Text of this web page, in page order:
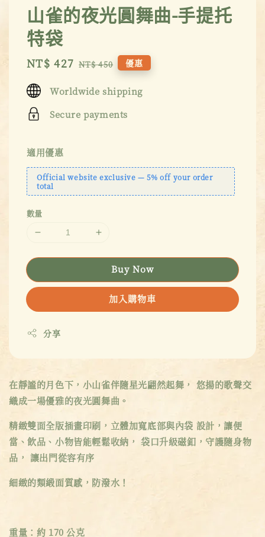
山雀的夜光圓舞曲-手提托
特袋
Sale
NT$ 427 Regular
NT$ 450 優惠
Worldwide shipping
Secure payments
適用優惠
Official website exclusive — 5% off your order
total
數量
Buy Now
加入購物車
分享
在靜謐的月色下，小山雀伴隨星光翩然起舞， 悠揚的歌聲交
織成一場優雅的夜光圓舞曲。
精緻雙面全版插畫印刷，立體加寬底部與內袋 設計，讓便
當、飲品、小物皆能輕鬆收納， 袋口升級磁釦，守護隨身物
品， 讓出門從容有序
細緻的類緞面質感，防潑水！
重量：約 170 公克